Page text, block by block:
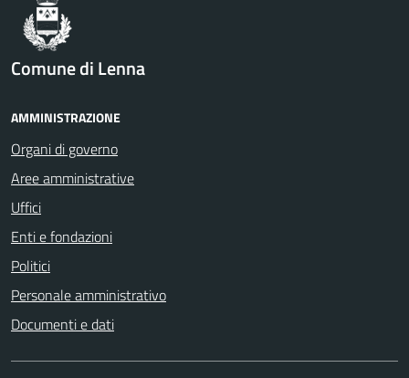
Comune di Lenna
AMMINISTRAZIONE
Organi di governo
Aree amministrative
Uffici
Enti e fondazioni
Politici
Personale amministrativo
Documenti e dati